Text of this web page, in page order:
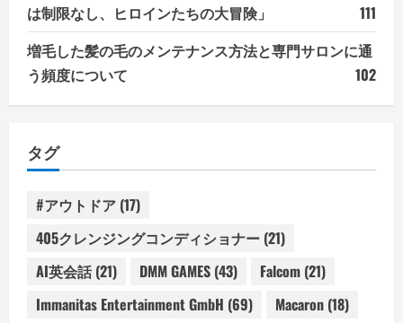
は制限なし、ヒロインたちの大冒険」
111
増毛した髪の毛のメンテナンス方法と専門サロンに通
う頻度について
102
タグ
#アウトドア (17)
405クレンジングコンディショナー (21)
AI英会話(21) DMM GAMES (43) Falcom (21)
Immanitas Entertainment GmbH (69) Macaron (18)